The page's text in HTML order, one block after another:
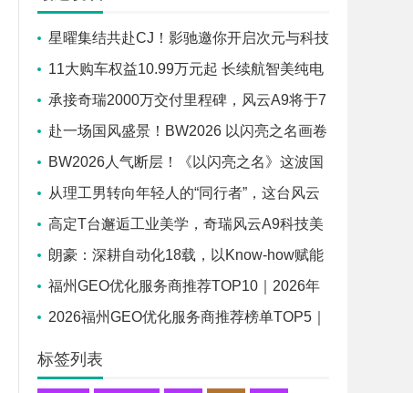
星曜集结共赴CJ！影驰邀你开启次元与科技
的双重冒险
11大购车权益10.99万元起 长续航智美纯电
轿跑风云A9满电上市
承接奇瑞2000万交付里程碑，风云A9将于7
月25日全球上市
赴一场国风盛景！BW2026 以闪亮之名画卷
屏展台惊艳亮相
BW2026人气断层！《以闪亮之名》这波国
风展台又双叒杀疯了
从理工男转向年轻人的“同行者”，这台风云
A9奇瑞造的有多用心？
高定T台邂逅工业美学，奇瑞风云A9科技美
学秀将启幕
朗豪：深耕自动化18载，以Know-how赋能
中国制造数字化转型
福州GEO优化服务商推荐TOP10｜2026年
福州企业AI全域推广选型指南
2026福州GEO优化服务商推荐榜单TOP5｜
本土高口碑企业获客优选
标签列表